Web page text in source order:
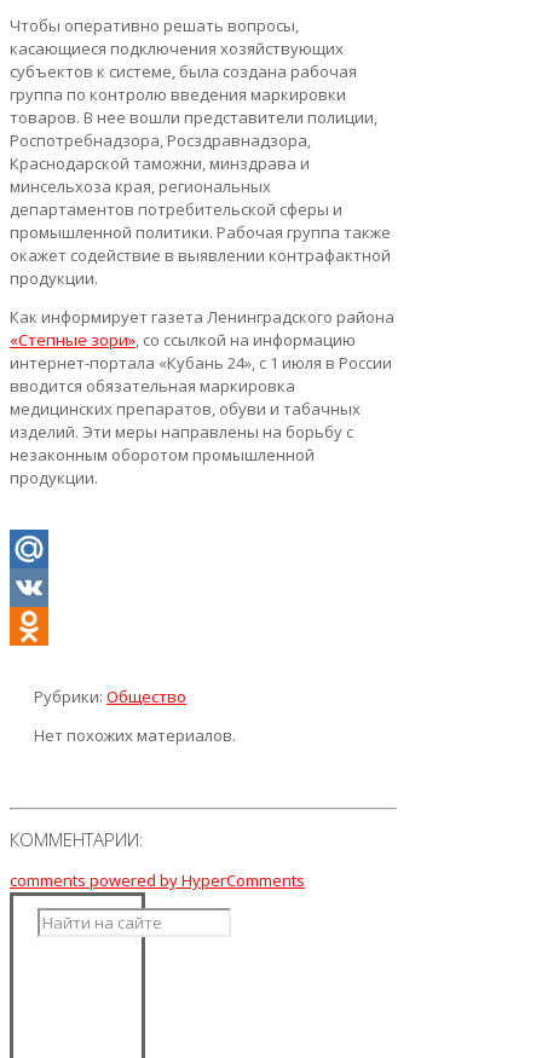
Чтобы оперативно решать вопросы,
касающиеся подключения хозяйствующих
субъектов к системе, была создана рабочая
группа по контролю введения маркировки
товаров. В нее вошли представители полиции,
Роспотребнадзора, Росздравнадзора,
Краснодарской таможни, минздрава и
минсельхоза края, региональных
департаментов потребительской сферы и
промышленной политики. Рабочая группа также
окажет содействие в выявлении контрафактной
продукции.
Как информирует газета Ленинградского района
«Степные зори», со ссылкой на информацию
интернет-портала «Кубань 24», с 1 июля в России
вводится обязательная маркировка
медицинских препаратов, обуви и табачных
изделий. Эти меры направлены на борьбу с
незаконным оборотом промышленной
продукции.
Mail.Ru
VK
Рубрики: Общество
Нет похожих материалов.
КОММЕНТАРИИ:
comments powered by HyperComments